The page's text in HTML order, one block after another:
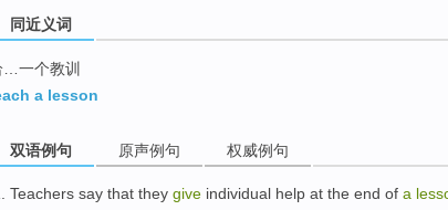
同近义词
…一个教训
a lesson
双语例句 原声例句 权威例句
Teachers say that they give individual help at the end of a